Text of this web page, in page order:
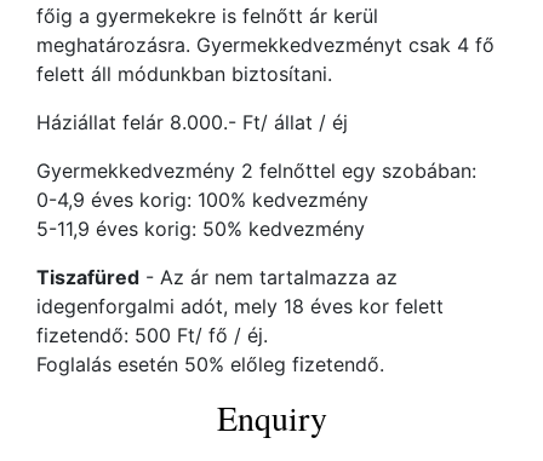
főig a gyermekekre is felnőtt ár kerül
meghatározásra. Gyermekkedvezményt csak 4 fő
felett áll módunkban biztosítani.
Háziállat felár 8.000.- Ft/ állat / éj
Gyermekkedvezmény 2 felnőttel egy szobában:
0-4,9 éves korig: 100% kedvezmény
5-11,9 éves korig: 50% kedvezmény
Tiszafüred - Az ár nem tartalmazza az
idegenforgalmi adót, mely 18 éves kor felett
fizetendő: 500 Ft/ fő / éj.
Foglalás esetén 50% előleg fizetendő.
Enquiry